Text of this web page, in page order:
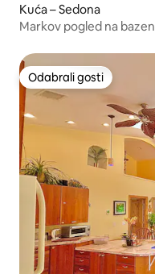
Kuća – Sedona
Markov pogled na bazen
Odabrali gosti
Odabrali gosti